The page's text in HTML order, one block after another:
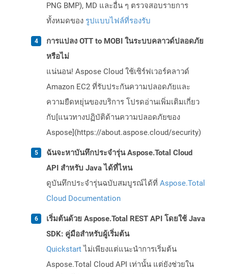
PNG BMP), MD และอื่น ๆ ตรวจสอบรายการ
ทั้งหมดของ รูปแบบไฟล์ที่รองรับ
การแปลง OTT to MOBI ในระบบคลาวด์ปลอดภัย
หรือไม่
แน่นอน! Aspose Cloud ใช้เซิร์ฟเวอร์คลาวด์
Amazon EC2 ที่รับประกันความปลอดภัยและ
ความยืดหยุ่นของบริการ โปรดอ่านเพิ่มเติมเกี่ยว
กับ[แนวทางปฏิบัติด้านความปลอดภัยของ
Aspose](https://about.aspose.cloud/security)
ฉันจะหาบันทึกประจำรุ่น Aspose.Total Cloud
API สำหรับ Java ได้ที่ไหน
ดูบันทึกประจำรุ่นฉบับสมบูรณ์ได้ที่ Aspose.Total
Cloud Documentation
เริ่มต้นด้วย Aspose.Total REST API โดยใช้ Java
SDK: คู่มือสำหรับผู้เริ่มต้น
Quickstartไม่เพียงแต่แนะนำการเริ่มต้น
Aspose.Total Cloud API เท่านั้น แต่ยังช่วยใน